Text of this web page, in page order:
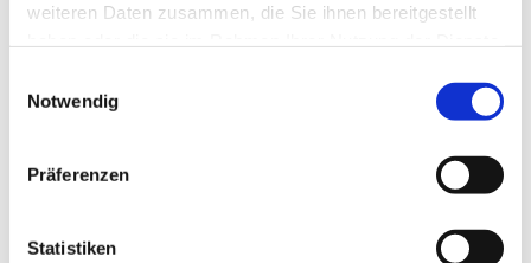
weiteren Daten zusammen, die Sie ihnen bereitgestellt
Notwendig
Präferenzen
Statistiken
Dies könnte Sie auch